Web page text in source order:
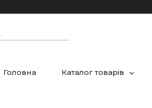
Головна Каталог товарів